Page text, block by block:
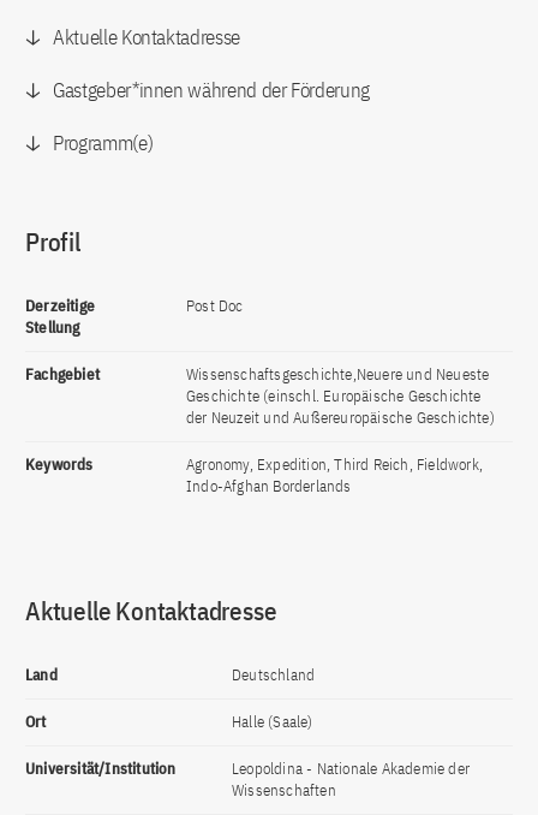
Aktuelle Kontaktadresse
Gastgeber*innen während der Förderung
Programm(e)
Profil
Derzeitige
Stellung
Post Doc
Fachgebiet
Wissenschaftsgeschichte,Neuere und Neueste
Geschichte (einschl. Europäische Geschichte
der Neuzeit und Außereuropäische Geschichte)
Keywords
Agronomy, Expedition, Third Reich, Fieldwork,
Indo-Afghan Borderlands
Aktuelle Kontaktadresse
Land Deutschland
Ort Halle (Saale)
Universität/Institution
Leopoldina - Nationale Akademie der
Wissenschaften